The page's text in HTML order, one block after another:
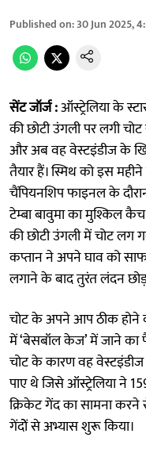
Published on:30 Jun 2025,
सेंट जॉर्ज :ऑस्ट्रेलिया के
की छोटी उंगली पर लगी
और अब वह वेस्टइंडीज के
तैयार हैं। स्मिथ को इस
चैंपियनशिप फाइनल के
टेम्बा बावुमा का मुश्किल
की छोटी उंगली में चोट लग
कप्तान ने अपने घाव को
लगाने के बाद तुरंत लंदन छोड़
चोट के अपने आप ठीक होने
में ‘बेसबॉल केज’ में जाने का
चोट के कारण वह
पाए थे जिसे ऑस्ट्रेलिया ने
क्रिकेट गेंद का सामना
गेंदोें से अभ्यास शुरू किया।